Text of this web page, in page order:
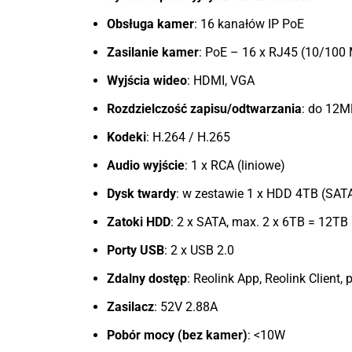
Obsługa kamer: 16 kanałów IP PoE
Zasilanie kamer: PoE – 16 x RJ45 (10/100
Wyjścia wideo: HDMI, VGA
Rozdzielczość zapisu/odtwarzania: do
Kodeki: H.264 / H.265
Audio wyjście: 1 x RCA (liniowe)
Dysk twardy: w zestawie 1 x HDD 4TB
Zatoki HDD: 2 x SATA, max. 2 x 6TB = 12TB
Porty USB: 2 x USB 2.0
Zdalny dostęp: Reolink App, Reolink Client,
Zasilacz: 52V 2.88A
Pobór mocy (bez kamer): <10W